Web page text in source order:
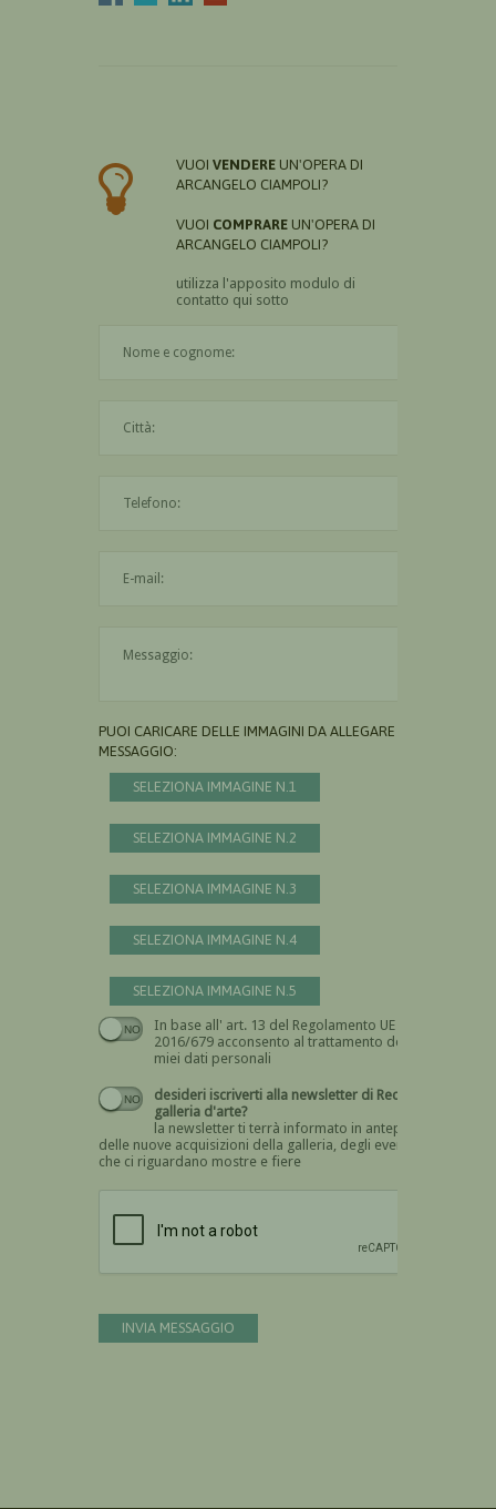
VUOI VENDERE UN'OPERA DI
ARCANGELO CIAMPOLI?
VUOI COMPRARE UN'OPERA DI
ARCANGELO CIAMPOLI?
utilizza l'apposito modulo di
contatto qui sotto
PUOI CARICARE DELLE IMMAGINI DA ALLEGARE AL
MESSAGGIO:
SELEZIONA IMMAGINE N.1
SELEZIONA IMMAGINE N.2
SELEZIONA IMMAGINE N.3
SELEZIONA IMMAGINE N.4
SELEZIONA IMMAGINE N.5
In base all' art. 13 del Regolamento UE n.
2016/679 acconsento al trattamento dei
miei dati personali
Devi dare il consenso
desideri iscriverti alla newsletter di Recta
galleria d'arte?
la newsletter ti terrà informato in anteprima
delle nuove acquisizioni della galleria, degli eventi
che ci riguardano mostre e fiere
INVIA MESSAGGIO